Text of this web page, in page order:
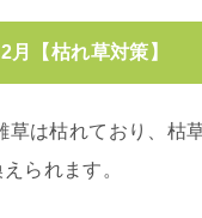
【枯れ草対策】
草は枯れており、枯
られます。